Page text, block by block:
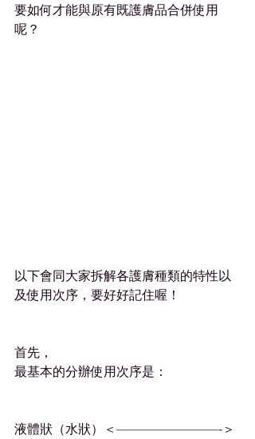
要如何才能與原有既護膚品合併使用
呢？
以下會同大家拆解各護膚種類的特性以
及使用次序，要好好記住喔！
首先，
最基本的分辦使用次序是：
液體狀（水狀）＜————————-＞